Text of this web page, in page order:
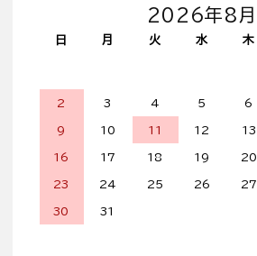
2026年8月
日 月 火 水 木
2 3 4 5 6
9 10 11 12 13
16 17 18 19 20
23 24 25 26 27
30 31